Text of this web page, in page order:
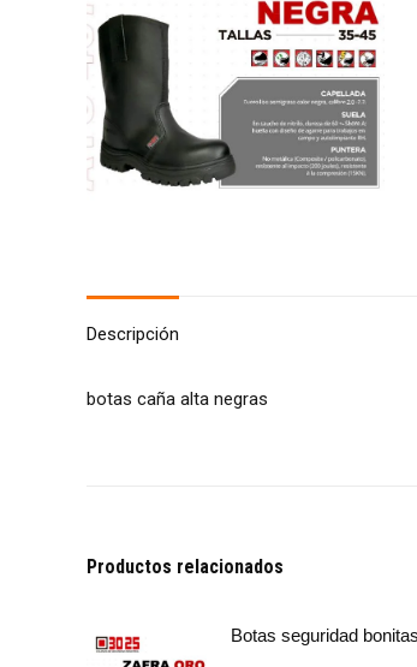
Descripción
botas caña alta negras
Productos relacionados
Botas seguridad bonitas